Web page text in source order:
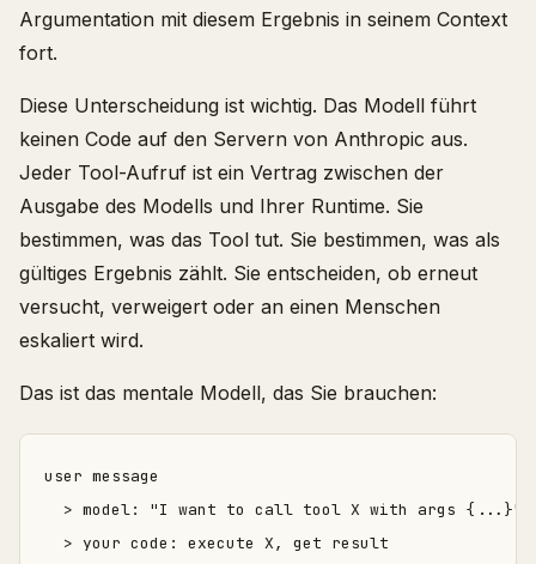
Argumentation mit diesem Ergebnis in seinem Context
fort.
Diese Unterscheidung ist wichtig. Das Modell führt
keinen Code auf den Servern von Anthropic aus.
Jeder Tool-Aufruf ist ein Vertrag zwischen der
Ausgabe des Modells und Ihrer Runtime. Sie
bestimmen, was das Tool tut. Sie bestimmen, was als
gültiges Ergebnis zählt. Sie entscheiden, ob erneut
versucht, verweigert oder an einen Menschen
eskaliert wird.
Das ist das mentale Modell, das Sie brauchen:
user message
  > model: "I want to call tool X with args {...}"
  > your code: execute X, get result